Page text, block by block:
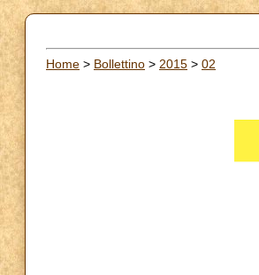
Home > Bollettino > 2015 > 02